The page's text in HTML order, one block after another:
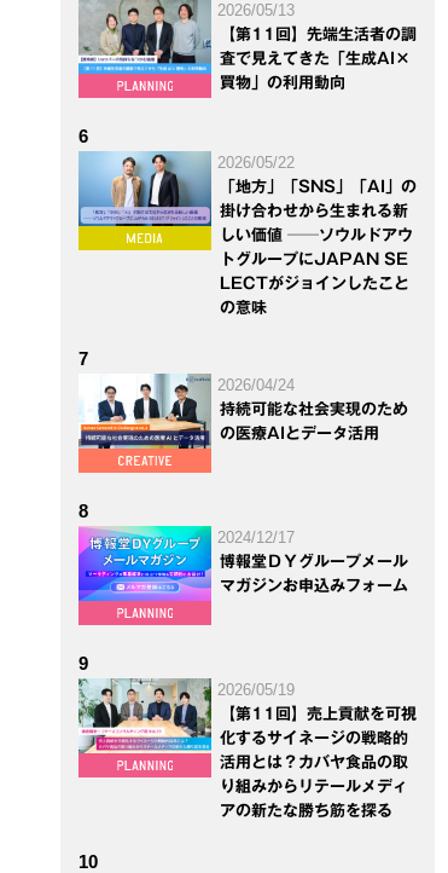
2026/05/13
【第11回】先端生活者の調
査で見えてきた「生成AI×
買物」の利用動向
6
2026/05/22
「地方」「SNS」「AI」の
掛け合わせから生まれる新
しい価値 ──ソウルドアウ
トグループにJAPAN SE
LECTがジョインしたこと
の意味
7
2026/04/24
持続可能な社会実現のため
の医療AIとデータ活用
8
2024/12/17
博報堂ＤＹグループメール
マガジンお申込みフォーム
9
2026/05/19
【第11回】売上貢献を可視
化するサイネージの戦略的
活用とは？カバヤ食品の取
り組みからリテールメディ
アの新たな勝ち筋を探る
10